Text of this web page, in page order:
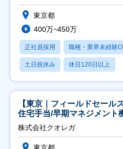
東京都
400万~450万
正社員採用 職種・業界未経験
土日祝休み 休日120日以上
【東京｜フィールドセール
住宅手当/早期マネジメント
株式会社クオレガ
東京都